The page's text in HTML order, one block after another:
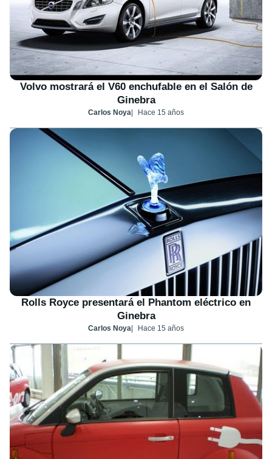
Volvo mostrará el V60 enchufable en el Salón de
Ginebra
Carlos Noya Hace 15 años
Rolls Royce presentará el Phantom eléctrico en
Ginebra
Carlos Noya Hace 15 años